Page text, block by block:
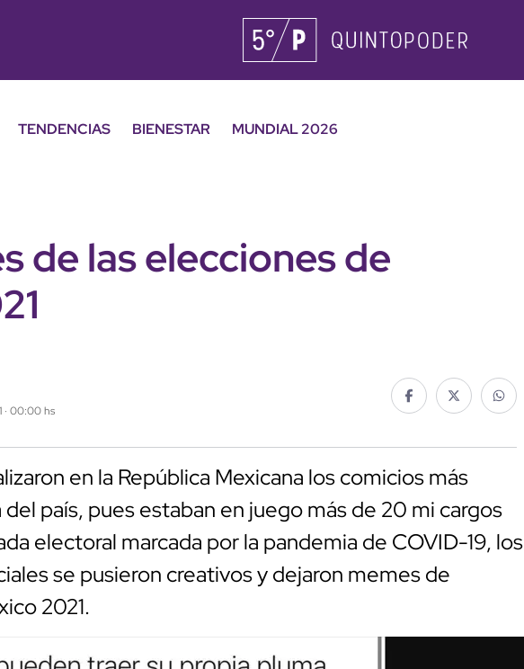
TENDENCIAS BIENESTAR
MUNDIAL 2026
de las elecciones de
00:00 hs
en la República Mexicana los comicios más
país, pues estaban en juego más de 20 mi cargos
electoral marcada por la pandemia de COVID-19, los
se pusieron creativos y dejaron memes de
2021.